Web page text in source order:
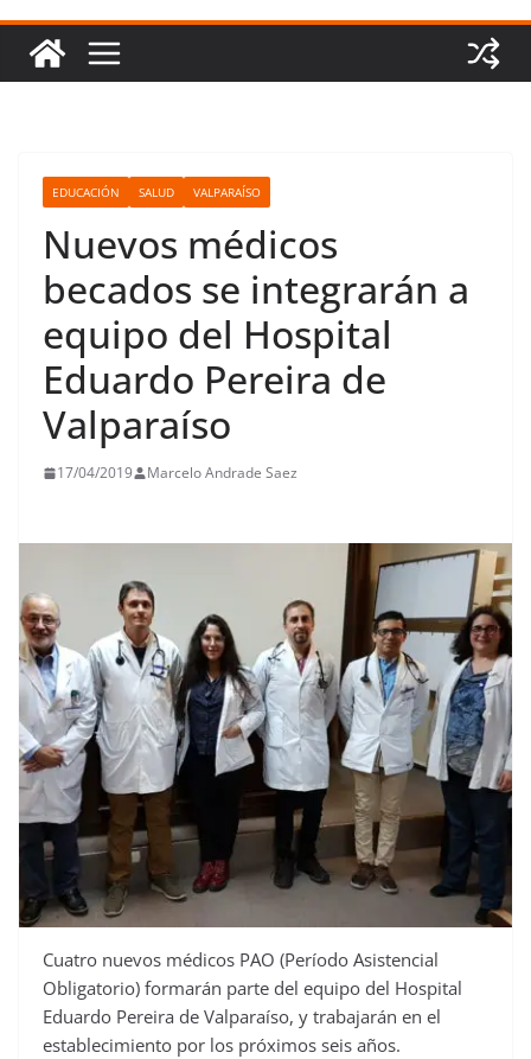
EDUCACIÓN SALUD VALPARAÍSO
Nuevos médicos
becados se integrarán a
equipo del Hospital
Eduardo Pereira de
Valparaíso
17/04/2019 Marcelo Andrade Saez
Cuatro nuevos médicos PAO (Período Asistencial
Obligatorio) formarán parte del equipo del Hospital
Eduardo Pereira de Valparaíso, y trabajarán en el
establecimiento por los próximos seis años.